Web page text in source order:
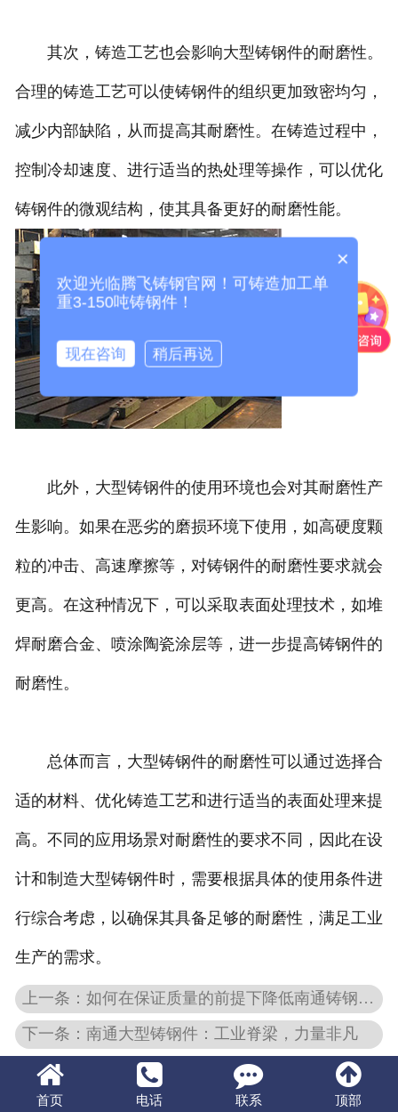
其次，铸造工艺也会影响大型铸钢件的耐磨性。
合理的铸造工艺可以使铸钢件的组织更加致密均匀，
减少内部缺陷，从而提高其耐磨性。在铸造过程中，
控制冷却速度、进行适当的热处理等操作，可以优化
铸钢件的微观结构，使其具备更好的耐磨性能。
此外，大型铸钢件的使用环境也会对其耐磨性产
生影响。如果在恶劣的磨损环境下使用，如高硬度颗
粒的冲击、高速摩擦等，对铸钢件的耐磨性要求就会
更高。在这种情况下，可以采取表面处理技术，如堆
焊耐磨合金、喷涂陶瓷涂层等，进一步提高铸钢件的
耐磨性。
总体而言，大型铸钢件的耐磨性可以通过选择合
适的材料、优化铸造工艺和进行适当的表面处理来提
高。不同的应用场景对耐磨性的要求不同，因此在设
计和制造大型铸钢件时，需要根据具体的使用条件进
行综合考虑，以确保其具备足够的耐磨性，满足工业
生产的需求。
上一条：如何在保证质量的前提下降低南通铸钢件的成本呢？
下一条：南通大型铸钢件：工业脊梁，力量非凡
首页 电话 联系 顶部
×
欢迎光临腾飞铸钢官网！可铸造加工单
重3-150吨铸钢件！
现在咨询 稍后再说